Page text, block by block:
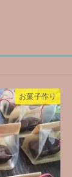
お菓子作り